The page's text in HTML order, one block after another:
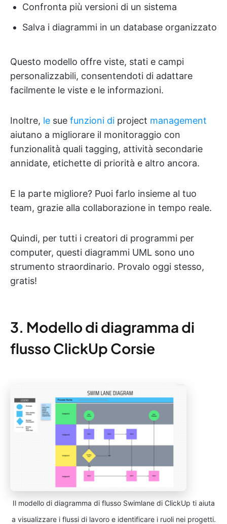
Confronta più versioni di un sistema
Salva i diagrammi in un database organizzato
Questo modello offre viste, stati e campi
personalizzabili, consentendoti di adattare
facilmente le viste e le informazioni.
Inoltre, le sue funzioni di project management
aiutano a migliorare il monitoraggio con
funzionalità quali tagging, attività secondarie
annidate, etichette di priorità e altro ancora.
E la parte migliore? Puoi farlo insieme al tuo
team, grazie alla collaborazione in tempo reale.
Quindi, per tutti i creatori di programmi per
computer, questi diagrammi UML sono uno
strumento straordinario. Provalo oggi stesso,
gratis!
3. Modello di diagramma di
flusso ClickUp Corsie
Il modello di diagramma di flusso Swimlane di ClickUp ti aiuta
a visualizzare i flussi di lavoro e identificare i ruoli nei progetti.